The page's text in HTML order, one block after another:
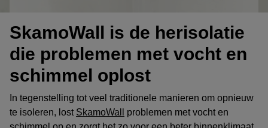
SkamoWall is de herisolatie
die problemen met vocht en
schimmel oplost
In tegenstelling tot veel traditionele manieren om opnieuw
te isoleren, lost SkamoWall
problemen met vocht en